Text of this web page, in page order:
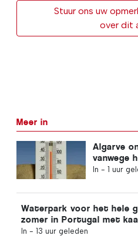
Stuur ons uw
over dit
Meer in
Algarve
vanwege
In - 1 uur
Waterpark voor het hele
zomer in Portugal met
In - 13 uur geleden